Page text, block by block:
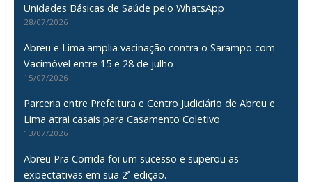
Unidades Básicas de Saúde pelo WhatsApp
28/07/2026
Abreu e Lima amplia vacinação contra o Sarampo com
Vacimóvel entre 15 e 28 de julho
15/07/2026
Parceria entre Prefeitura e Centro Judiciário de Abreu e
Lima atrai casais para Casamento Coletivo
13/07/2026
Abreu Pra Corrida foi um sucesso e superou as
expectativas em sua 2ª edição.